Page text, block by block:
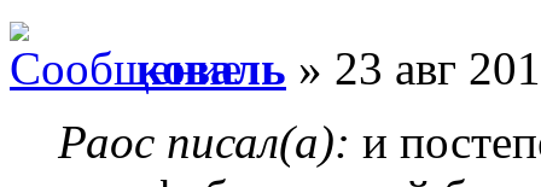
коваль » 23 авг
Раос писал(а): и